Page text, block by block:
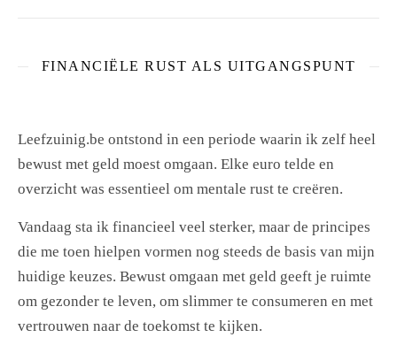
FINANCIËLE RUST ALS UITGANGSPUNT
Leefzuinig.be ontstond in een periode waarin ik zelf heel
bewust met geld moest omgaan. Elke euro telde en
overzicht was essentieel om mentale rust te creëren.
Vandaag sta ik financieel veel sterker, maar de principes
die me toen hielpen vormen nog steeds de basis van mijn
huidige keuzes. Bewust omgaan met geld geeft je ruimte
om gezonder te leven, om slimmer te consumeren en met
vertrouwen naar de toekomst te kijken.